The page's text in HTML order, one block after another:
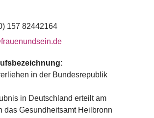
157 82442164
in der Bundesrepublik
in Deutschland erteilt am
das Gesundheitsamt Heilbronn